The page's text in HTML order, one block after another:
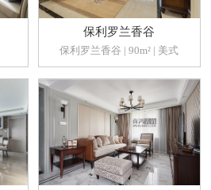
保利罗兰香谷
保利罗兰香谷 | 90m² | 美式